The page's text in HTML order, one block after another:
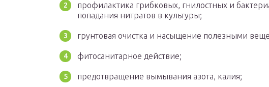
профилактика грибковых, гнилостных и
попадания нитратов в культуры;
грунтовая очистка и насыщение полезными
фитосанитарное действие;
предотвращение вымывания азота, калия;